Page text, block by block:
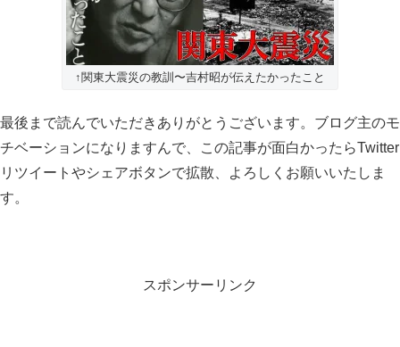
↑関東大震災の教訓〜吉村昭が伝えたかったこと
最後まで読んでいただきありがとうございます。ブログ主のモ
チベーションになりますんで、この記事が面白かったらTwitter
リツイートやシェアボタンで拡散、よろしくお願いいたしま
す。
スポンサーリンク